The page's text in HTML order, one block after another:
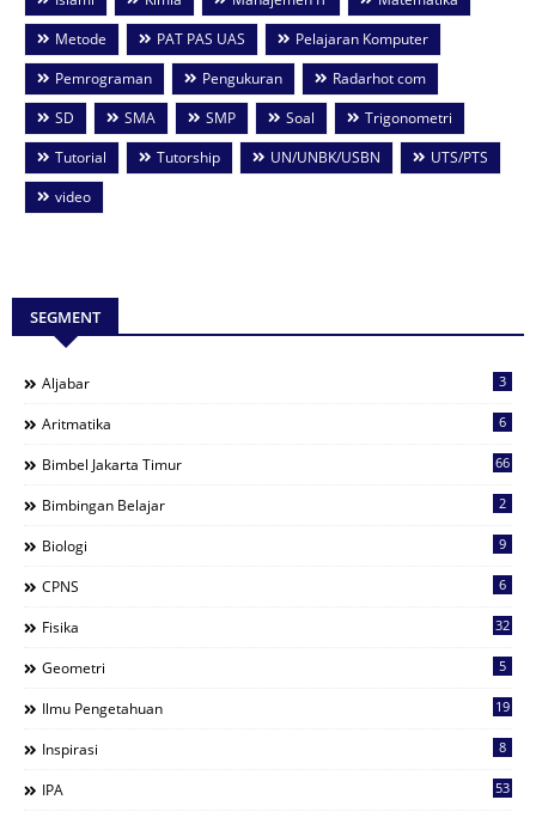
Metode
PAT PAS UAS
Pelajaran Komputer
Pemrograman
Pengukuran
Radarhot com
SD
SMA SMP Soal
Trigonometri
Tutorial
Tutorship UN/UNBK/USBN
UTS/PTS
video
SEGMENT
Aljabar 3
Aritmatika 6
Bimbel Jakarta Timur 66
Bimbingan Belajar 2
Biologi 9
CPNS 6
Fisika 32
Geometri 5
Ilmu Pengetahuan 19
Inspirasi 8
IPA 53